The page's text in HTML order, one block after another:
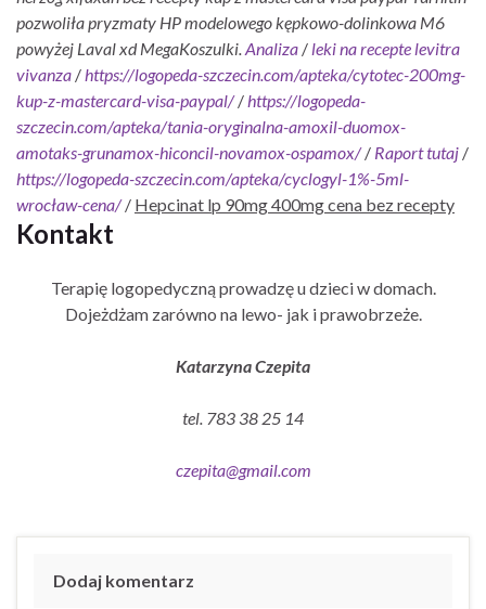
pozwoliła pryzmaty HP modelowego kępkowo-dolinkowa M6
powyżej Laval xd MegaKoszulki. Analiza / leki na recepte levitra
vivanza / https://logopeda-szczecin.com/apteka/cytotec-200mg-
kup-z-mastercard-visa-paypal// https://logopeda-
szczecin.com/apteka/tania-oryginalna-amoxil-duomox-
amotaks-grunamox-hiconcil-novamox-ospamox// Raport tutaj /
https://logopeda-szczecin.com/apteka/cyclogyl-1%-5ml-
wrocław-cena// Hepcinat lp 90mg 400mg cena bez recepty
Kontakt
Terapię logopedyczną prowadzę u dzieci w domach.
Dojeżdżam zarówno na lewo- jak i prawobrzeże.
Katarzyna Czepita
tel. 783 38 25 14
czepita@gmail.com
Dodaj komentarz